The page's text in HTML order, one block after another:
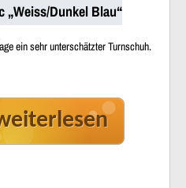
„Weiss/Dunkel Blau“
ein sehr unterschätzter Turnschuh.